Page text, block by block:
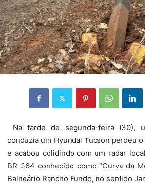
Na tarde de segunda-feira (30),
conduzia um Hyundai Tucson perdeu
e acabou colidindo com um radar
BR-364 conhecido como “Curva da
Balneário Rancho Fundo, no sentido